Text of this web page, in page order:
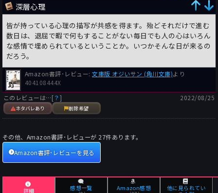
深層心理
皆が持っている心理の描写が共感を得ます。殆どそれだけで進む
数日は、退屈で暇で何もすることがない毎日でも人の心はいろん
な感情で埋められているということか。いつかそんな日が来るの
だろう。
Amazon書評･レビュー:文庫版 オジいサン (角川文庫)より
404108444X
このレビューは…[？]
ネタバレあり 削除希望
2022/08/25
その他、Amazon書評･レビューが 27件あります。
Amazon書評･レビューを見る
詳細 感想一覧 Amazon感想
他に見られてい